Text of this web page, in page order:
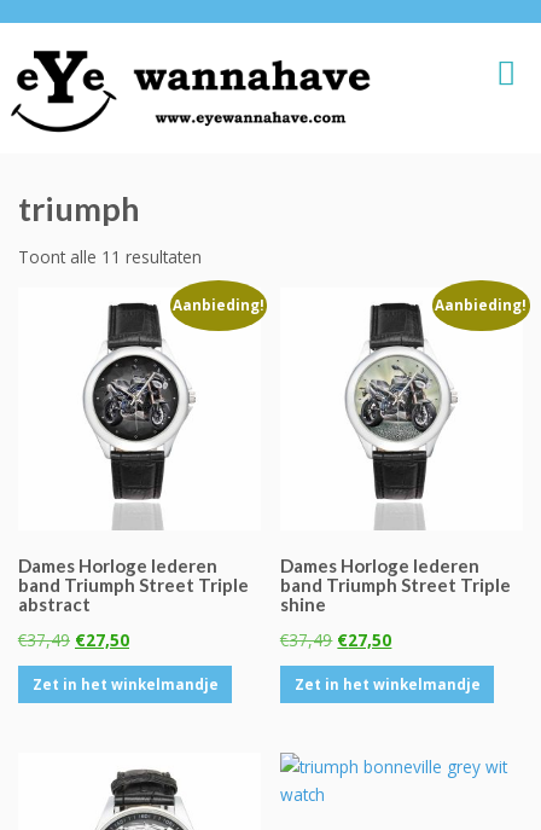
triumph
Toont alle 11 resultaten
Aanbieding!
Dames Horloge lederen
band Triumph Street Triple
abstract
€37,49 Oorspronkelijke
prijs
was:
€27,50Huidige
prijs
is:
Zet in het winkelmandje
Aanbieding!
Dames Horloge lederen
band Triumph Street Triple
shine
€37,49 Oorspronkelijke
prijs
was:
€27,50Huidige
prijs
is:
Zet in het winkelmandje